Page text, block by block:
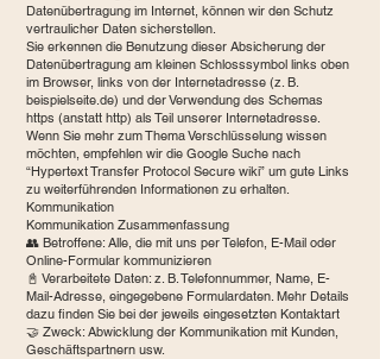
Datenübertragung im Internet, können wir den Schutz
vertraulicher Daten sicherstellen.
Sie erkennen die Benutzung dieser Absicherung der
Datenübertragung am kleinen Schlosssymbol links oben
im Browser, links von der Internetadresse (z. B.
beispielseite.de) und der Verwendung des Schemas
https (anstatt http) als Teil unserer Internetadresse.
Wenn Sie mehr zum Thema Verschlüsselung wissen
möchten, empfehlen wir die Google Suche nach
“Hypertext Transfer Protocol Secure wiki” um gute Links
zu weiterführenden Informationen zu erhalten.
Kommunikation
Kommunikation Zusammenfassung
👥 Betroffene: Alle, die mit uns per Telefon, E-Mail oder
Online-Formular kommunizieren
📓 Verarbeitete Daten: z. B. Telefonnummer, Name, E-
Mail-Adresse, eingegebene Formulardaten. Mehr Details
dazu finden Sie bei der jeweils eingesetzten Kontaktart
🤝 Zweck: Abwicklung der Kommunikation mit Kunden,
Geschäftspartnern usw.